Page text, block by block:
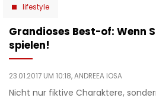
lifestyle
Grandioses Best-of: Wenn
spielen!
23.01.2017 UM 10:18,ANDREEA IOSA
Nicht nur fiktive Charaktere,